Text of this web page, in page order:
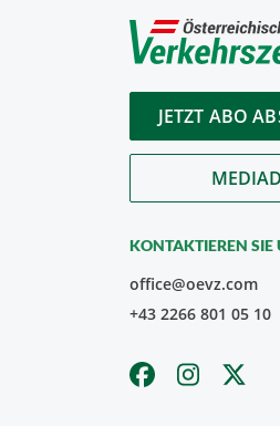
JETZT ABO
KONTAKTIEREN SIE
office@oevz.com
+43 2266 801 05 10